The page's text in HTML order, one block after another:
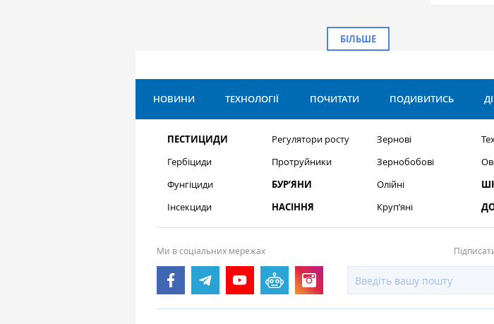
БІЛЬШЕ
НОВИНИ ТЕХНОЛОГІЇ ПОЧИТАТИ ПОДИВИТИСЬ
ПЕСТИЦИДИ
Гербіциди
Фунгіциди
Інсекциди
Регулятори росту
Протруйники
БУР’ЯНИ
НАСІННЯ
Зернові
Зернобобові
Олійні
Круп’яні
Ми в соціальних мережах